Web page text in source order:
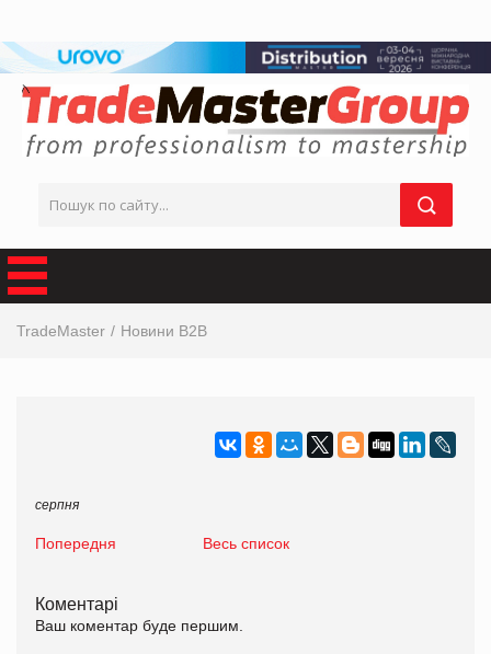
TradeMaster Новини B2B
серпня
Попередня Весь список
Коментарі
Ваш коментар буде першим.